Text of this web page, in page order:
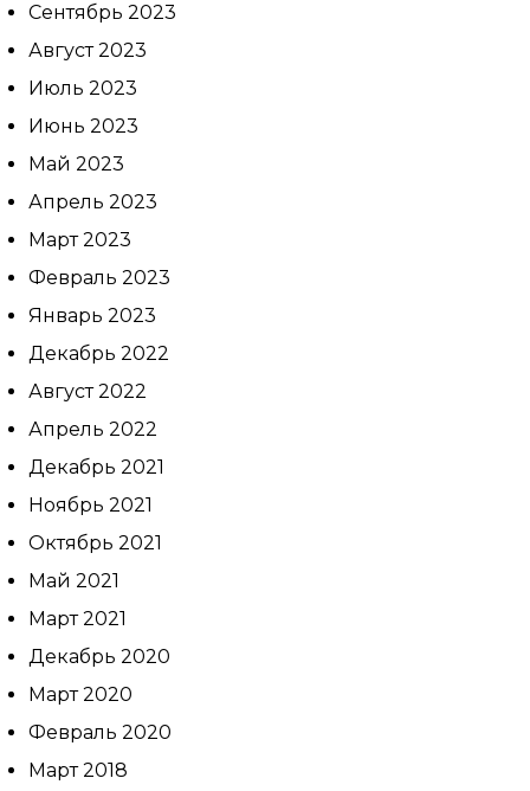
Сентябрь 2023
Август 2023
Июль 2023
Июнь 2023
Май 2023
Апрель 2023
Март 2023
Февраль 2023
Январь 2023
Декабрь 2022
Август 2022
Апрель 2022
Декабрь 2021
Ноябрь 2021
Октябрь 2021
Май 2021
Март 2021
Декабрь 2020
Март 2020
Февраль 2020
Март 2018